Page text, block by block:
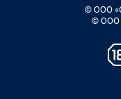
© ООО
© ООО